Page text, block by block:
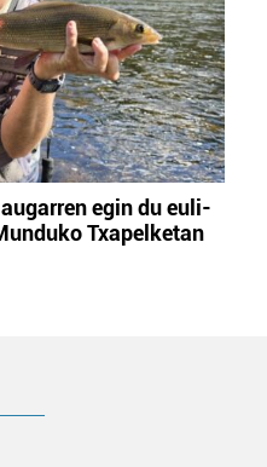
egin du euli-
Txapelketan